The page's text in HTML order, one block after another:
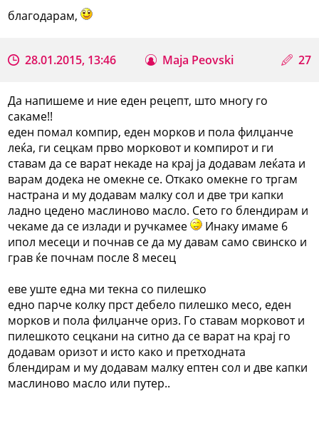
благодарам,
28.01.2015, 13:46 Maja Peovski 27
Да напишеме и ние еден рецепт, што многу го
сакаме!!
еден помал компир, еден морков и пола филџанче
леќа, ги сецкам прво морковот и компирот и ги
ставам да се варат некаде на крај ја додавам леќата и
варам додека не омекне се. Откако омекне го тргам
настрана и му додавам малку сол и две три капки
ладно цедено маслиново масло. Сето го блендирам и
чекаме да се излади и ручкамее
Инаку имаме 6
ипол месеци и почнав се да му давам само свинско и
грав ќе почнам после 8 месец
еве уште една ми текна со пилешко
едно парче колку прст дебело пилешко месо, еден
морков и пола филџанче ориз. Го ставам морковот и
пилешкото сецкани на ситно да се варат на крај го
додавам оризот и исто како и претходната
блендирам и му додавам малку ептен сол и две капки
маслиново масло или путер..